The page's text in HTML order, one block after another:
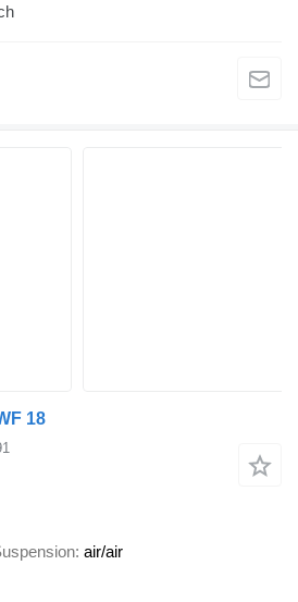
18
air/air